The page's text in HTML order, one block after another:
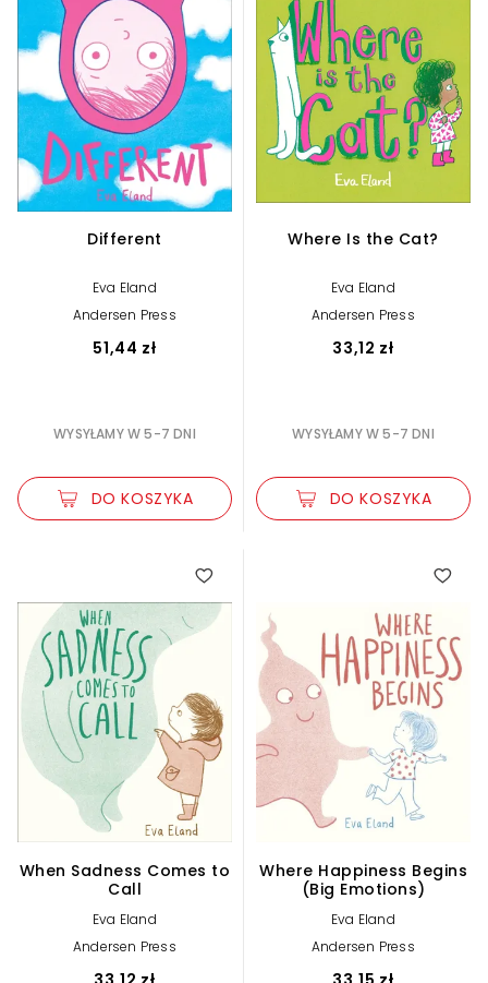
Different
Eva Eland
Andersen Press
51,44 zł
WYSYŁAMY W 5-7 DNI
DO KOSZYKA
Where Is the Cat?
Eva Eland
Andersen Press
33,12 zł
WYSYŁAMY W 5-7 DNI
DO KOSZYKA
When Sadness Comes to
Call
Eva Eland
Andersen Press
Where Happiness Begins
(Big Emotions)
Eva Eland
Andersen Press